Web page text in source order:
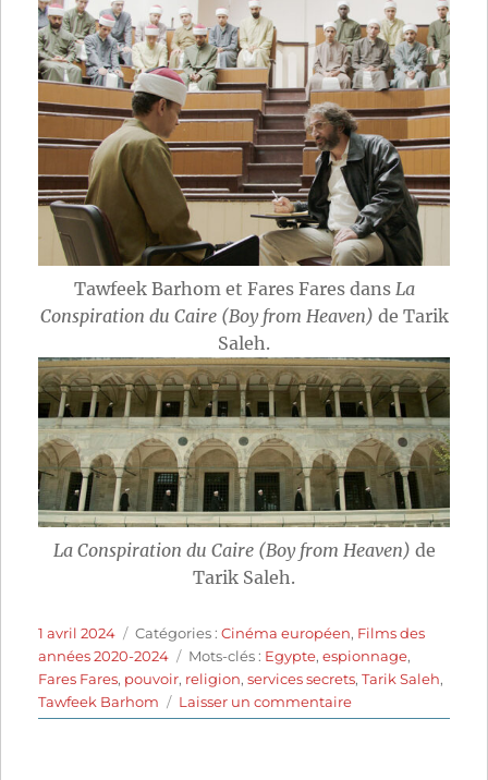
Tawfeek Barhom et Fares Fares dans La
Conspiration du Caire (Boy from Heaven) de Tarik
Saleh.
La Conspiration du Caire (Boy from Heaven) de
Tarik Saleh.
Publié
le
1 avril 2024 Catégories
Catégories :Cinéma européen, Films des
années 2020-2024
Étiquettes
Mots-clés : Egypte,espionnage,
Fares Fares, pouvoir, religion,services secrets,Tarik Saleh,
Tawfeek Barhom
Laisser un commentairesur
La